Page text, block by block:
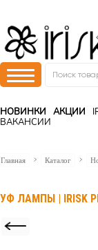
НОВИНКИ АКЦИИ
ВАКАНСИИ
Главная Каталог
УФ ЛАМПЫ | IRISK